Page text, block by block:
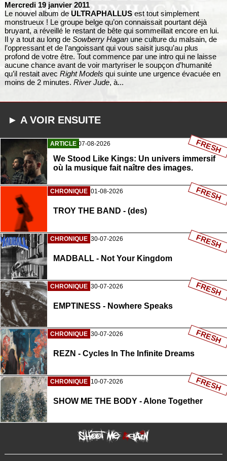
Mercredi 19 janvier 2011
Le nouvel album deULTRAPHALLUSest tout simplement
monstrueux ! Le groupe belge qu’on connaissait pourtant déjà
bruyant, a réveillé le restant de bête qui sommeillait encore en lui.
Il y a tout au long de Sowberry Haganune culture du malsain, de
l’oppressant et de l’angoissant qui vous saisit jusqu’au plus
profond de votre être. Tout commence par une intro qui ne laisse
aucune chance avant de voir martyriser le soupçon d’humanité
qu’il restait avec Right Models qui suinte une urgence évacuée en
moins de 2 minutes. River Jude, à...
► A VOIR ENSUITE
ARTICLE 07-08-2026
We Stood Like Kings: Un univers immersif
où la musique fait naître des images.
FRESH
CHRONIQUE 01-08-2026
TROY THE BAND - (des)
FRESH
CHRONIQUE 30-07-2026
MADBALL - Not Your Kingdom
FRESH
CHRONIQUE 30-07-2026
EMPTINESS - Nowhere Speaks
FRESH
CHRONIQUE 30-07-2026
REZN - Cycles In The Infinite Dreams
FRESH
CHRONIQUE 10-07-2026
SHOW ME THE BODY - Alone Together
FRESH